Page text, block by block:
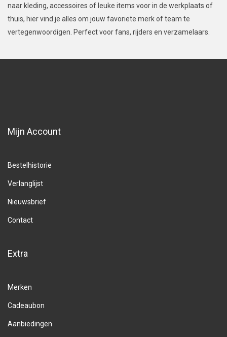
naar kleding, accessoires of leuke items voor in de werkplaats of
thuis, hier vind je alles om jouw favoriete merk of team te
vertegenwoordigen. Perfect voor fans, rijders en verzamelaars.
Mijn Account
Bestelhistorie
Verlanglijst
Nieuwsbrief
Contact
Extra
Merken
Cadeaubon
Aanbiedingen